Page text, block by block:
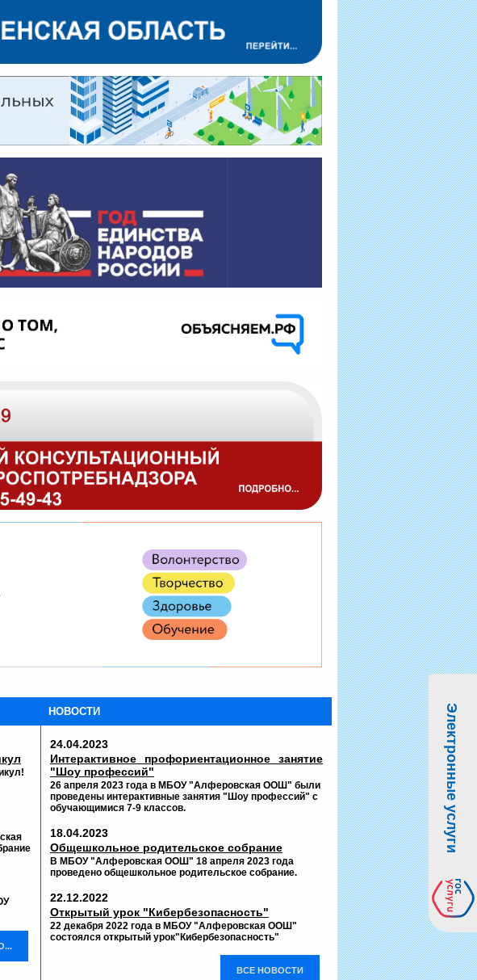
НОВОСТИ
24.04.2023
Интерактивное профориентационное занятие
"Шоу профессий"
26 апреля 2023 года в МБОУ "Алферовская ООШ" были
проведены интерактивные занятия "Шоу профессий" с
обучающимися 7-9 классов.
18.04.2023
Общешкольное родительское собрание
В МБОУ "Алферовская ООШ" 18 апреля 2023 года
проведено общешкольное родительское собрание.
22.12.2022
Открытый урок "Кибербезопасность"
22 декабря 2022 года в МБОУ "Алферовская ООШ"
состоялся открытый урок"Кибербезопасность"
ВСЕ НОВОСТИ
Электронные услуги